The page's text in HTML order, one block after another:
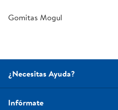
Gomitas Mogul
¿Necesitas Ayuda?
Infórmate